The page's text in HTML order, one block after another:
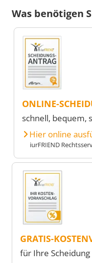
Was benötigen
ONLINE-
schnell, bequem,
Hier online
iurFRIEND
GRATIS-
für Ihre Scheidung